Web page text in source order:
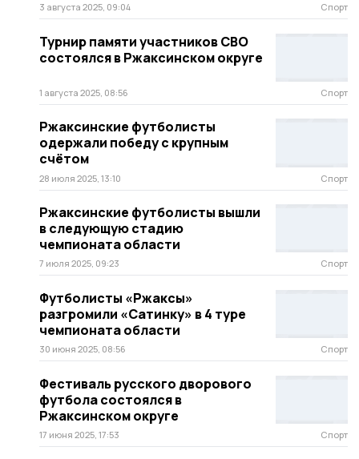
3 августа 2025, 09:04 Спорт
Турнир памяти участников СВО
состоялся в Ржаксинском округе
1 августа 2025, 08:56 Спорт
Ржаксинские футболисты
одержали победу с крупным
счётом
28 июля 2025, 13:10 Спорт
Ржаксинские футболисты вышли
в следующую стадию
чемпионата области
7 июля 2025, 09:23 Спорт
Футболисты «Ржаксы»
разгромили «Сатинку» в 4 туре
чемпионата области
30 июня 2025, 08:56 Спорт
Фестиваль русского дворового
футбола состоялся в
Ржаксинском округе
17 июня 2025, 17:53 Спорт